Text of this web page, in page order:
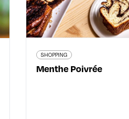
SHOPPING
Menthe Poivrée
04 78
menthe-poivreefr-